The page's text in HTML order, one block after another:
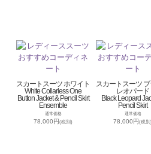
スカートスーツ ホワイト
White Collarless One
Button Jacket & Pencil Skirt
Ensemble
通常価格
78,000円(税別)
スカートスーツ
レオパード
Black Leopard
Pencil Skirt
通常価格
78,000円(税別)